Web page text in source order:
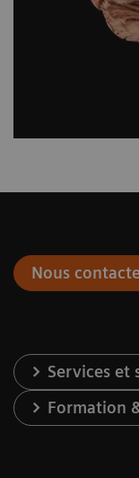
Nous
Services et
Formation